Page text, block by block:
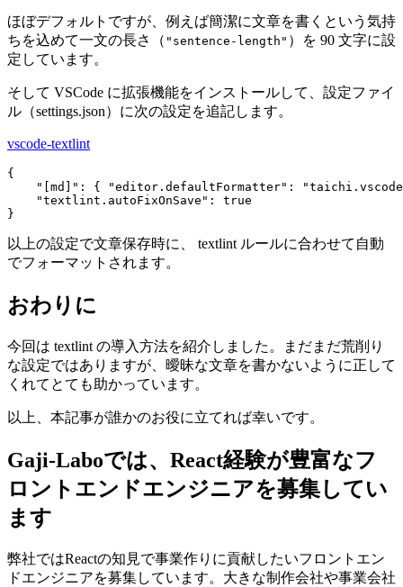
ほぼデフォルトですが、例えば簡潔に文章を書くという気持
ちを込めて一文の長さ（ "sentence-length" ）を 90 文字に設
定しています。
そして VSCode に拡張機能をインストールして、設定ファイ
ル（settings.json）に次の設定を追記します。
vscode-textlint
{
"[md]": { "editor.defaultFormatter":
    "textlint.autoFixOnSave": true
}
以上の設定で文章保存時に、 textlint ルールに合わせて自動
でフォーマットされます。
おわりに
今回は textlint の導入方法を紹介しました。まだまだ荒削り
な設定ではありますが、曖昧な文章を書かないように正して
くれてとても助かっています。
以上、本記事が誰かのお役に立てれば幸いです。
Gaji-Laboでは、React経験が豊富なフ
ロントエンドエンジニアを募集してい
ます
弊社ではReactの知見で事業作りに貢献したいフロントエン
ドエンジニアを募集しています。大きな制作会社や事業会社